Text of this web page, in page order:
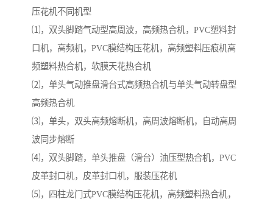
压花机不同机型
⑴，双头脚踏气动型高周波，高频热合机，PVC塑料封
口机，高频机，PVC膜结构压花机，高频塑料压痕机高
频塑料热合机，软膜天花热合机
⑵，单头气动推盘滑台式高频热合机与单头气动转盘型
高频热合机
⑶，单头，双头高频熔断机，高周波熔断机，自动高周
波同步熔断
⑷，双头脚踏，单头推盘（滑台）油压型热合机，PVC
皮革封口机，皮革封口机，服装压花机
⑸，四柱龙门式PVC膜结构压花机，高频塑料热合机，